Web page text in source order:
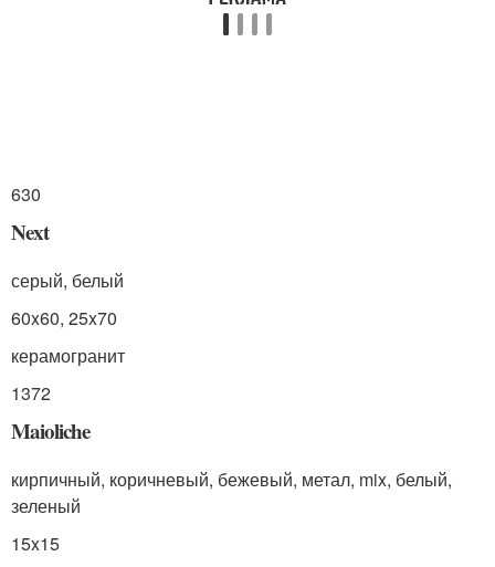
630
Next
серый, белый
60x60, 25x70
керамогранит
1372
Maioliche
кирпичный, коричневый, бежевый, метал, mix, белый,
зеленый
15x15